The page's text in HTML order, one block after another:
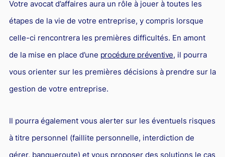
Votre avocat d’affaires aura un rôle à jouer à toutes les
étapes de la vie de votre entreprise, y compris lorsque
celle-ci rencontrera les premières difficultés. En amont
de la mise en place d’une procédure préventive, il pourra
vous orienter sur les premières décisions à prendre sur la
gestion de votre entreprise.
Il pourra également vous alerter sur les éventuels risques
à titre personnel (faillite personnelle, interdiction de
gérer, banqueroute) et vous proposer des solutions le cas